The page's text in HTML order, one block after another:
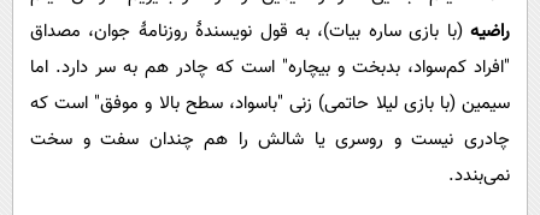
راضیه (با بازی ساره بیات)، به قول نویسندۀ روزنامۀ جوان، مصداق
"افراد کم‌سواد، بدبخت و بیچاره" است که چادر هم به سر دارد. اما
سیمین (با بازی لیلا حاتمی) زنی "باسواد، سطح بالا و موفق" است که
چادری نیست و روسری یا شالش را هم چندان سفت و سخت
نمی‌بندد.